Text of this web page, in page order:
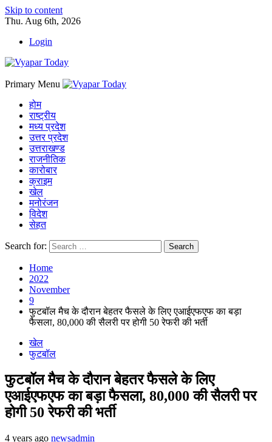
Skip to content
Thu. Aug 6th, 2026
Login
Primary Menu
होम
राष्ट्रीय
मध्य प्रदेश
उत्तर प्रदेश
उत्तराखण्ड
राजनीतिक
कारोबार
क्राइम
खेल
मनोरंजन
विदेश
सेहत
Search for:
Home
2022
November
9
फुटबॉल मैच के दौरान बेहतर फैसले के लिए एआईएफएफ का बड़ा
फैसला, 80,000 की सैलरी पर होगी 50 रेफरी की भर्ती
खेल
फुटबॉल
फुटबॉल मैच के दौरान बेहतर फैसले के लिए
एआईएफएफ का बड़ा फैसला, 80,000 की सैलरी पर
होगी 50 रेफरी की भर्ती
4 years ago newsadmin